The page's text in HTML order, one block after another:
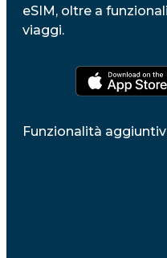
eSIM, oltre a
viaggi.
Funzionalità